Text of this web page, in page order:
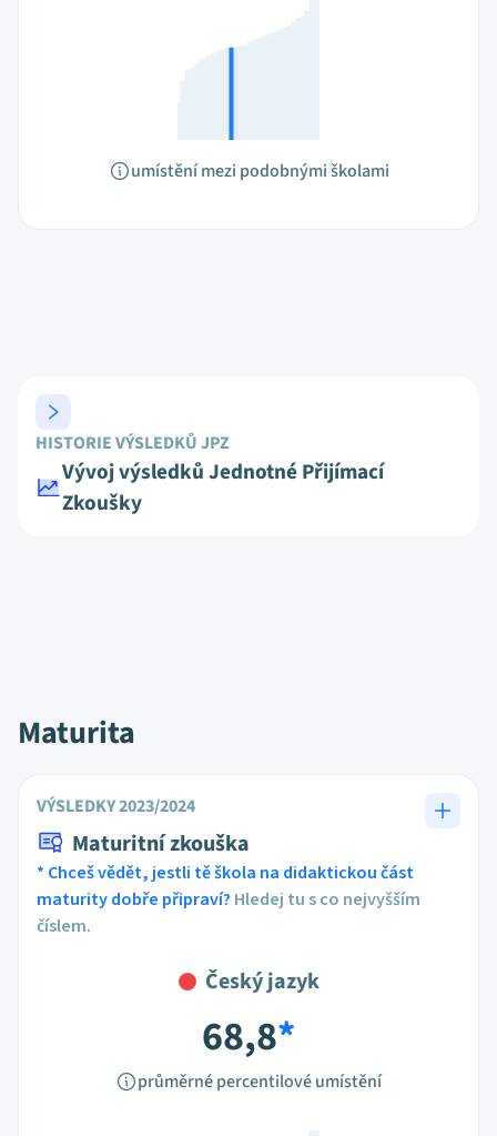
umístění mezi podobnými školami
HISTORIE VÝSLEDKŮ JPZ
Vývoj výsledků Jednotné Přijímací
Zkoušky
Maturita
VÝSLEDKY 2023/2024
Maturitní zkouška
* Chceš vědět, jestli tě škola na didaktickou část
maturity dobře připraví? Hledej tu s co nejvyšším
číslem.
Český jazyk
68,8*
průměrné percentilové umístění